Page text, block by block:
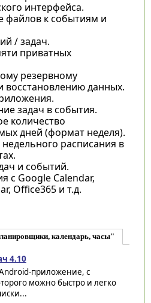
интерфейса.
файлов к событиям и
/ задач.
приватных
резервному
восстановлению данных.
задач в события.
количество
дней (формат неделя).
расписания в
и событий.
с Google Calendar,
Office365 и т.д.
календарь, часы"
4.10
приложение, с
можно быстро и легко